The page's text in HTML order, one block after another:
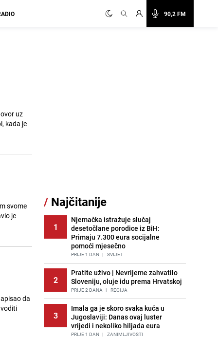
90,2 FM
uz
kada je
svome
je
da
/ Najčitanije
1
Njemačka istražuje slučaj
desetočlane porodice iz BiH:
Primaju 7.300 eura socijalne
pomoći mjesečno
PRIJE 1 DAN | SVIJET
2
Pratite uživo | Nevrijeme zahvatilo
Sloveniju, oluje idu prema Hrvatskoj
PRIJE 2 DANA | REGIJA
3
Imala ga je skoro svaka kuća u
Jugoslaviji: Danas ovaj luster
vrijedi i nekoliko hiljada eura
PRIJE 1 DAN | ZANIMLJIVOSTI